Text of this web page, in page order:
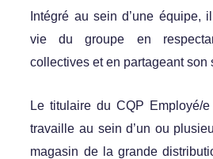
Intégré au sein d’une équipe,
vie du groupe en
collectives et en partageant son
Le titulaire du CQP Employé/
travaille au sein d’un ou
magasin de la grande